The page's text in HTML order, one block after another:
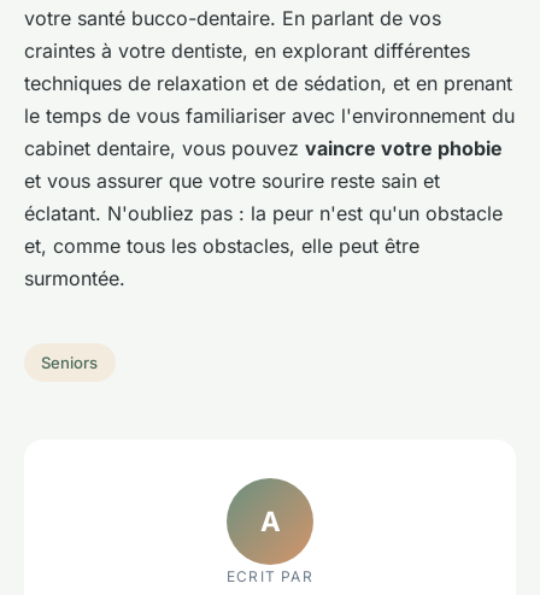
votre santé bucco-dentaire. En parlant de vos
craintes à votre dentiste, en explorant différentes
techniques de relaxation et de sédation, et en prenant
le temps de vous familiariser avec l'environnement du
cabinet dentaire, vous pouvez vaincre votre phobie
et vous assurer que votre sourire reste sain et
éclatant. N'oubliez pas : la peur n'est qu'un obstacle
et, comme tous les obstacles, elle peut être
surmontée.
Seniors
A
ECRIT PAR